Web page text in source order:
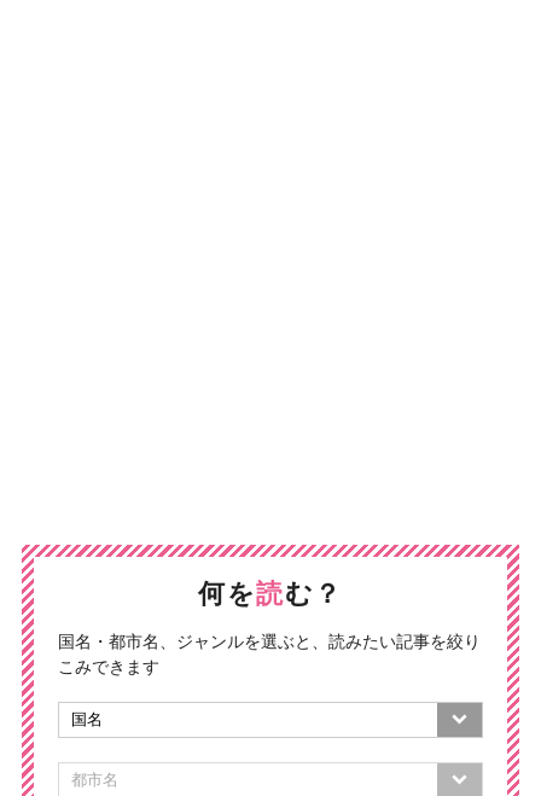
何を読む？
国名・都市名、ジャンルを選ぶと、読みたい記事を絞り
こみできます